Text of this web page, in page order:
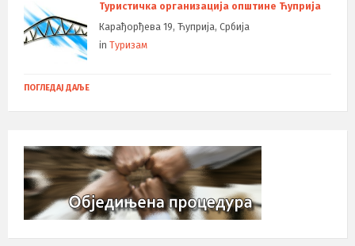
Туристичка организација општине Ћуприја
Карађорђева 19, Ћуприја, Србија
in Туризам
ПОГЛЕДАЈ ДАЉЕ